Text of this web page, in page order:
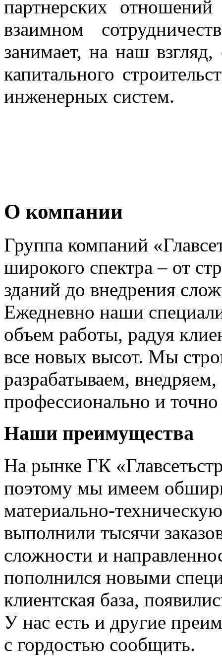
партнерских
взаимном
занимает, на наш
капитального
инженерных систем.
О компании
Группа компаний
широкого спектра – от
зданий до внедрения
Ежедневно наши
объем работы, радуя
все новых высот. Мы
разрабатываем,
профессионально и точно
Наши преимущества
На рынке ГК
поэтому мы имеем
материально-
выполнили тысячи
сложности и
пополнился новыми
клиентская база,
У нас есть и другие
с гордостью сообщить.